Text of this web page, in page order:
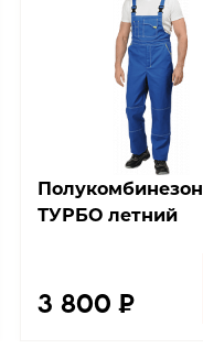
Полукомбинезон
ТУРБО летний
3 800 ₽